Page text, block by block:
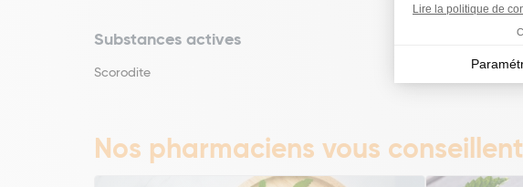
Substances actives
Scorodite
Nos pharmaciens vous conseillent